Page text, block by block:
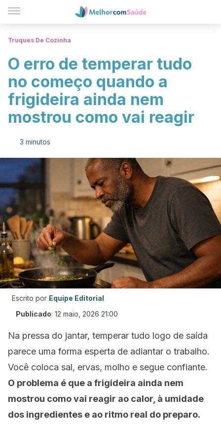
Truques De Cozinha
O erro de temperar tudo
no começo quando a
frigideira ainda nem
mostrou como vai reagir
3 minutos
Escrito por Equipe Editorial
Publicado: 12 maio, 2026 21:00
Na pressa do jantar, temperar tudo logo de saída
parece uma forma esperta de adiantar o trabalho.
Você coloca sal, ervas, molho e segue confiante.
O problema é que a frigideira ainda nem
mostrou como vai reagir ao calor, à umidade
dos ingredientes e ao ritmo real do preparo.